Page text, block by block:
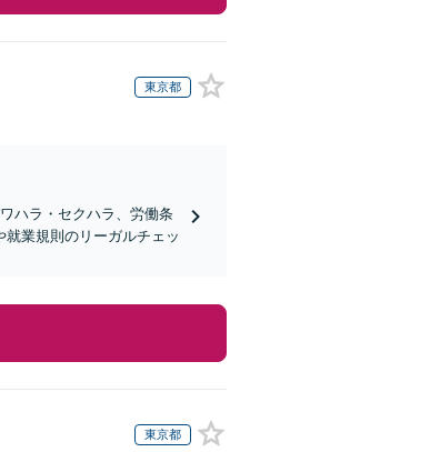
東京都
ハラ・セクハラ、労働条
業規則のリーガルチェッ
東京都